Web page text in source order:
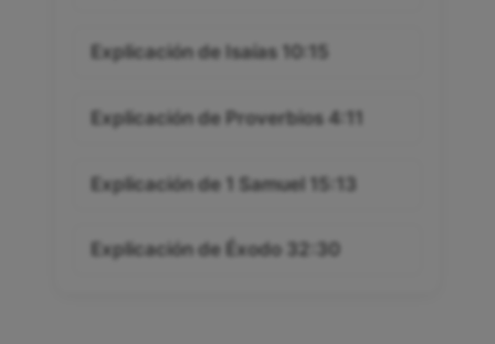
Explicación de Isaías 10:15
Explicación de Proverbios 4:11
Explicación de 1 Samuel 15:13
Explicación de Éxodo 32:30